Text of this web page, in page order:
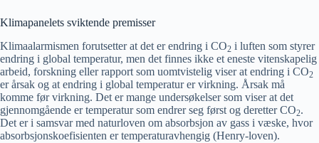
Klimapanelets sviktende premisser
Klimaalarmismen forutsetter at det er endring i CO2 i luften som styrer
endring i global temperatur, men det finnes ikke et eneste vitenskapelig
arbeid, forskning eller rapport som uomtvistelig viser at endring i CO2
er årsak og at endring i global temperatur er virkning. Årsak må
komme før virkning. Det er mange undersøkelser som viser at det
gjennomgående er temperatur som endrer seg først og deretter CO2.
Det er i samsvar med naturloven om absorbsjon av gass i væske, hvor
absorbsjonskoefisienten er temperaturavhengig (Henry-loven).